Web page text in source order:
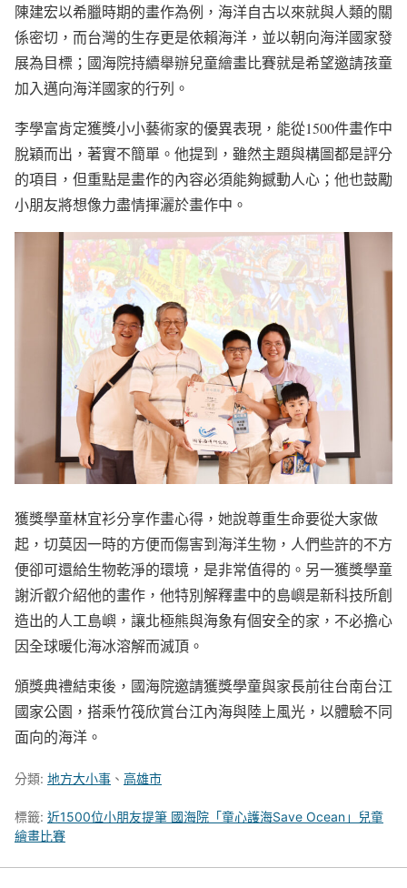
陳建宏以希臘時期的畫作為例，海洋自古以來就與人類的關
係密切，而台灣的生存更是依賴海洋，並以朝向海洋國家發
展為目標；國海院持續舉辦兒童繪畫比賽就是希望邀請孩童
加入邁向海洋國家的行列。
李學富肯定獲獎小小藝術家的優異表現，能從1500件畫作中
脫穎而出，著實不簡單。他提到，雖然主題與構圖都是評分
的項目，但重點是畫作的內容必須能夠撼動人心；他也鼓勵
小朋友將想像力盡情揮灑於畫作中。
獲獎學童林宜衫分享作畫心得，她說尊重生命要從大家做
起，切莫因一時的方便而傷害到海洋生物，人們些許的不方
便卻可還給生物乾淨的環境，是非常值得的。另一獲獎學童
謝沂叡介紹他的畫作，他特別解釋畫中的島嶼是新科技所創
造出的人工島嶼，讓北極熊與海象有個安全的家，不必擔心
因全球暖化海冰溶解而滅頂。
頒獎典禮結束後，國海院邀請獲獎學童與家長前往台南台江
國家公園，搭乘竹筏欣賞台江內海與陸上風光，以體驗不同
面向的海洋。
分類: 地方大小事 、 高雄市
標籤: 近1500位小朋友提筆 國海院「童心護海Save Ocean」兒童
繪畫比賽